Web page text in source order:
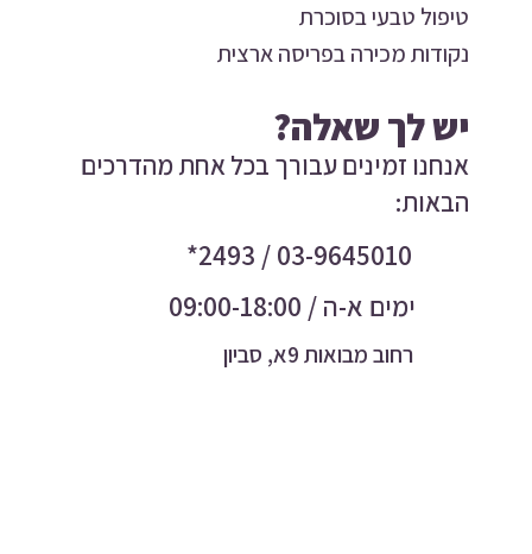
טיפול טבעי בסוכרת
נקודות מכירה בפריסה ארצית
יש לך שאלה?
אנחנו זמינים עבורך בכל אחת מהדרכים
הבאות:
03-9645010 / 2493*
ימים א-ה / 09:00-18:00
רחוב מבואות 9א, סביון